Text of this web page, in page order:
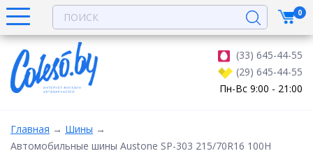
(33) 645-44-55
(29) 645-44-55
Пн-Вс 9:00 - 21:00
0
Главная → Шины →
Автомобильные шины Austone SP-303 215/70R16 100H